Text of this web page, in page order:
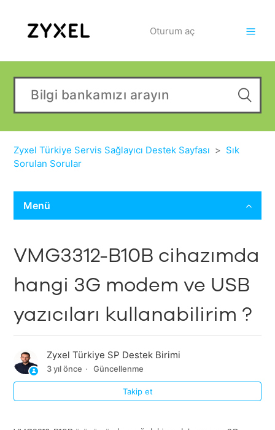
Oturum aç
Zyxel Türkiye Servis Sağlayıcı Destek Sayfası
Sık
Sorulan Sorular
Menü
VMG3312-B10B cihazımda
hangi 3G modem ve USB
yazıcıları kullanabilirim ?
Zyxel Türkiye SP Destek Birimi
3 yıl önce Güncellenme
Takip et